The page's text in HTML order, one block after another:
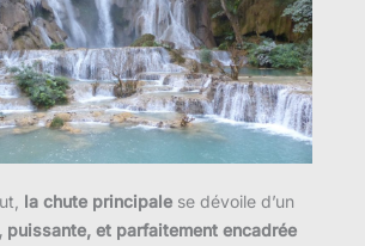
la chute principale se dévoile d’un
puissante, et parfaitement encadrée